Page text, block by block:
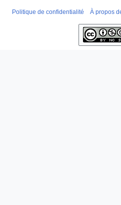
Politique de confidentialité À propos